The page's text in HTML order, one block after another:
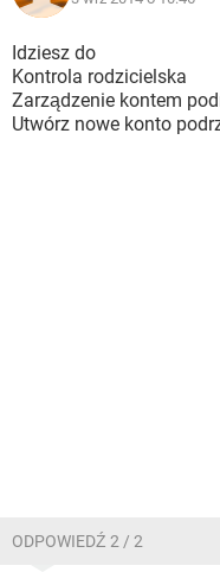
Idziesz do
Kontrola rodzicielska
Zarządzenie kontem
Utwórz nowe konto
ODPOWIEDŹ 2 / 2